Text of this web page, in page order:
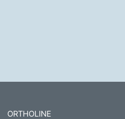
ORTHOLINE